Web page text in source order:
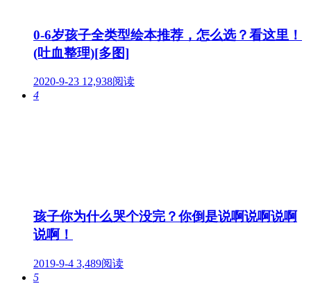
0-6岁孩子全类型绘本推荐，怎么选？看这里！
(吐血整理)[多图]
2020-9-23 12,938阅读
4
孩子你为什么哭个没完？你倒是说啊说啊说啊
说啊！
2019-9-4 3,489阅读
5